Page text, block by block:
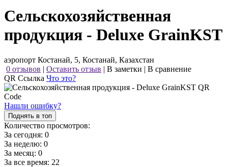
Сельскохозяйственная
продукция - Deluxe GrainKST
аэропорт Костанай, 5, Костанай, Казахстан
0 отзывов | Оставить отзыв | В заметки | В сравнение
QR Ссылка Что это?
Нашли ошибку?
Поднять в топ
Количество просмотров:
За сегодня: 0
За неделю: 0
За месяц: 0
За все время: 22